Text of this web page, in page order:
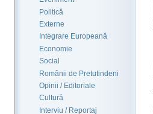
Politică
Externe
Integrare Europeană
Economie
Social
Românii de Pretutindeni
Opinii / Editoriale
Cultură
Interviu / Reportaj